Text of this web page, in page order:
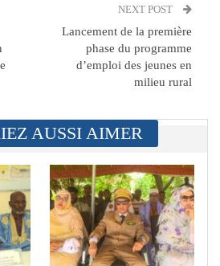
NEXT POST
Lancement de la première
phase du programme
d’emploi des jeunes en
milieu rural
AUSSI AIMER